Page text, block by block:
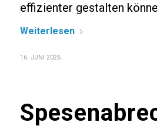
effizienter gestalten
Weiterlesen
16. JUNI 2026